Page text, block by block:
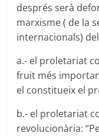
després serà
marxisme ( de la
internacionals) del
a.- el proletariat
fruit més
el constitueix el
b.- el proletariat
revolucionària: